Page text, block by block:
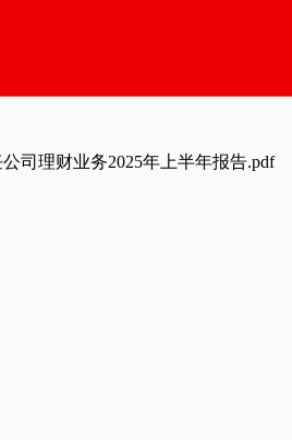
司理财业务2025年上半年报告.pdf